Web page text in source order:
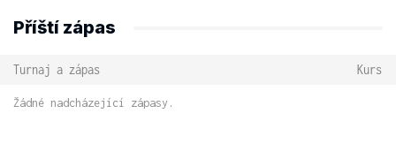
Příští zápas
Turnaj a zápas Kurs
Žádné nadcházející zápasy.